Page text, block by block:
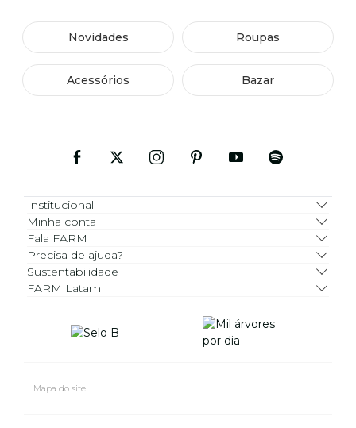
Novidades Roupas
Acessórios Bazar
Institucional
Minha conta
Fala FARM
Precisa de ajuda?
Sustentabilidade
FARM Latam
Mapa do site